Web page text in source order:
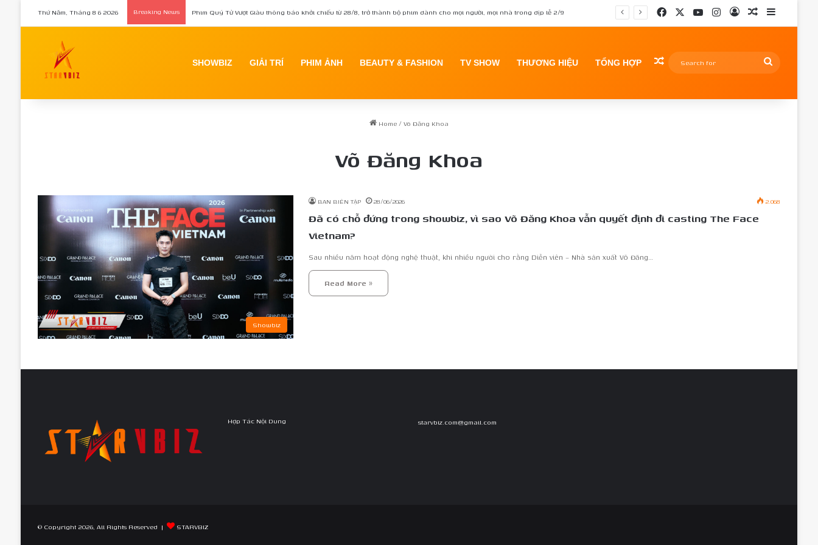
Thứ Năm, Tháng 8 6 2026 Breaking News Phim Quý Tử Vượt Giàu thông báo khởi chiếu từ 28/8, trở thành bộ phim dành cho mọi người, mọi nhà trong dịp lễ 2/9 FacebookYouTubeInstagram
Log InRandom Article
Sidebar
SHOWBIZ GIẢI TRÍ PHIM ẢNH BEAUTY & FASHION TV SHOW THƯƠNG HIỆU TỔNG HỢP Random Article
Search
Home/ Võ Đăng Khoa
Võ Đăng Khoa
Showbiz
BAN BIÊN TẬP 28/06/2026 2.068
Đã có chỗ đứng trong showbiz, vì sao Võ Đăng Khoa vẫn quyết định đi casting The Face
Vietnam?
Sau nhiều năm hoạt động nghệ thuật, khi nhiều người cho rằng Diễn viên – Nhà sản xuất Võ Đăng…
Read More »
Hợp Tác Nội Dung starvbiz.com@gmail.com
© Copyright 2026, All Rights Reserved | STARVBIZ